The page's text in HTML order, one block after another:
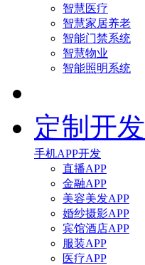
智慧医疗
智慧家居养老
智能门禁系统
智慧物业
智能照明系统
定制开发
手机APP开发
直播APP
金融APP
美容美发APP
婚纱摄影APP
宾馆酒店APP
服装APP
医疗APP